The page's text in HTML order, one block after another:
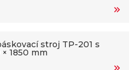
stroj TP-201 s
1850 mm